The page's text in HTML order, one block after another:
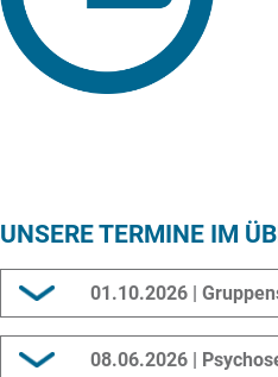
UNSERE TERMINE IM
01.10.2026 |
Veranstaltungsort:
08.06.2026 |